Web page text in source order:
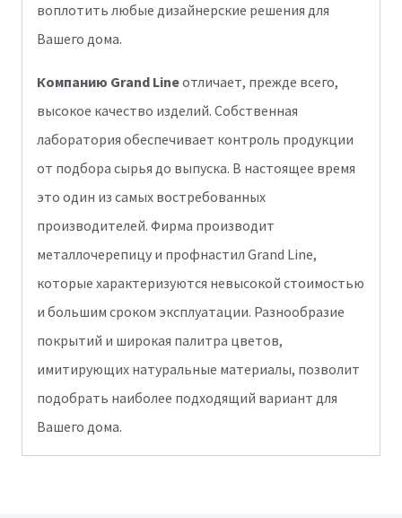
воплотить любые дизайнерские решения для
Вашего дома.
Компанию Grand Lineотличает, прежде всего,
высокое качество изделий. Собственная
лаборатория обеспечивает контроль продукции
от подбора сырья до выпуска. В настоящее время
это один из самых востребованных
производителей. Фирма производит
металлочерепицу и профнастил Grand Line,
которые характеризуются невысокой стоимостью
и большим сроком эксплуатации. Разнообразие
покрытий и широкая палитра цветов,
имитирующих натуральные материалы, позволит
подобрать наиболее подходящий вариант для
Вашего дома.